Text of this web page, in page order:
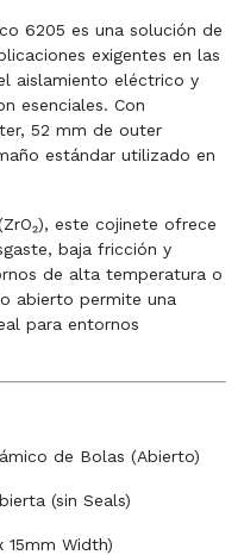
6205 es una solución de
exigentes en las
aislamiento eléctrico y
esenciales. Con
52 mm de outer
estándar utilizado en
este cojinete ofrece
baja fricción y
de alta temperatura o
abierto permite una
para entornos
de Bolas (Abierto)
(sin Seals)
15mm Width)